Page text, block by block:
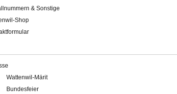
& Sonstige
Shop
Wattenwil-Märit
Bundesfeier